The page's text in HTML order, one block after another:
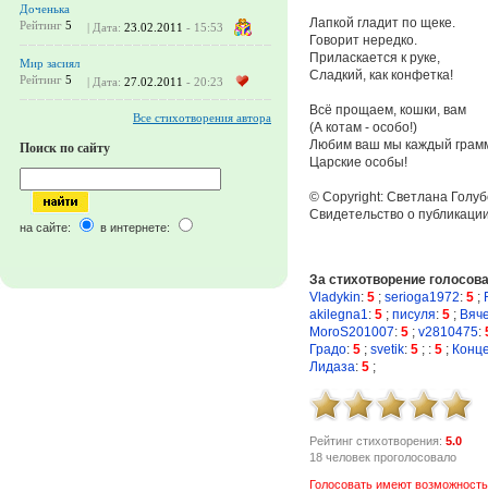
Доченька
Рейтинг 5 | Дата: 23.02.2011 - 15:53
Мир засиял
Рейтинг 5 | Дата: 27.02.2011 - 20:23
Все стихотворения автора
Поиск по сайту
на сайте: в интернете:
Лапкой гладит по щеке.
Говорит нередко.
Приласкается к руке,
Сладкий, как конфетка!
Всё прощаем, кошки, вам
(А котам - особо!)
Любим ваш мы каждый
Царские особы!
© Copyright: Светлана
Свидетельство о
За стихотворение
Vladykin: 5 ; serioga1972: 5 ;
akilegna1 : 5 ; писуля: 5 ;
MoroS201007: 5 ; v2810475:
Градо: 5 ; svetik: 5 ; : 5 ;
Лидаза: 5 ;
Рейтинг стихотворения: 5.0
18 человек проголосовало
Голосовать имеют